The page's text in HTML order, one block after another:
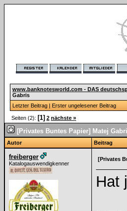
www.banknotesworld.com - DAS
Gabris
Letzter Beitrag | Erster ungelesener Beitrag
Seiten (2): [1] 2 nächste »
[Privates Buntes Papier] Matej
Autor Beitrag
freiberger
Katalogauswendigkenner
[Privates
Hat